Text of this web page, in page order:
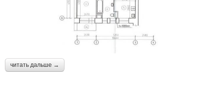
читать дальше →